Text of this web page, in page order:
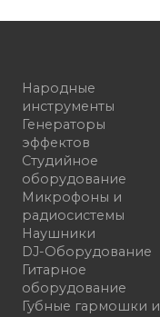
Народные
инструменты
Генераторы
эффектов
Студийное
оборудование
Микрофоны и
радиосистемы
Наушники
DJ-Оборудование
Гитарное
оборудование
Губные гармошки и